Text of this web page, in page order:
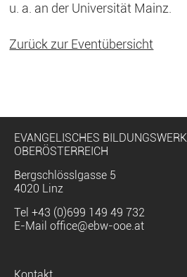
u. a. an der Universität Mainz.
Zurück zur Eventübersicht
EVANGELISCHES BILDUNGSWERK
OBERÖSTERREICH
Bergschlösslgasse 5
4020 Linz
Tel +43 (0)699 149 49 732
E-Mail office@ebw-ooe.at
Navigation